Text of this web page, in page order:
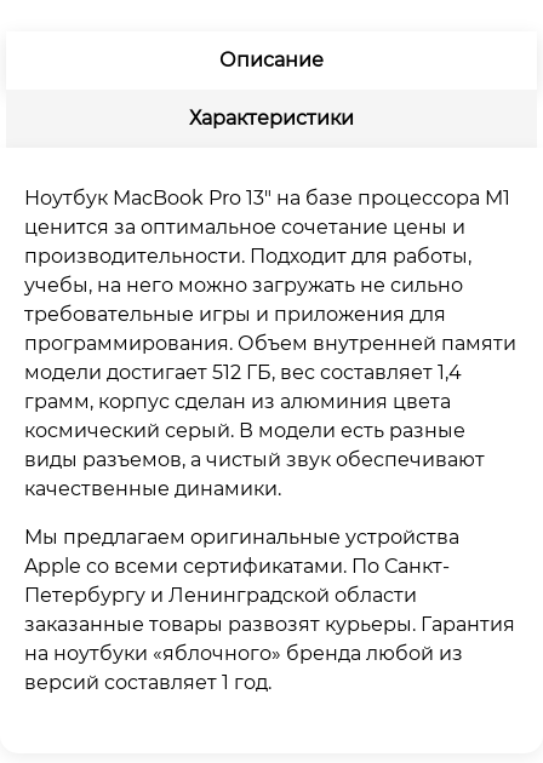
Описание
Характеристики
Ноутбук MacBook Pro 13″ на базе процессора M1
ценится за оптимальное сочетание цены и
производительности. Подходит для работы,
учебы, на него можно загружать не сильно
требовательные игры и приложения для
программирования. Объем внутренней памяти
модели достигает 512 ГБ, вес составляет 1,4
грамм, корпус сделан из алюминия цвета
космический серый. В модели есть разные
виды разъемов, а чистый звук обеспечивают
качественные динамики.
Мы предлагаем оригинальные устройства
Apple со всеми сертификатами. По Санкт-
Петербургу и Ленинградской области
заказанные товары развозят курьеры. Гарантия
на ноутбуки «яблочного» бренда любой из
версий составляет 1 год.